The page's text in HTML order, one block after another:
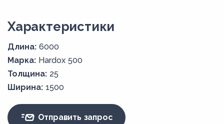
Xарактеристики
Длина: 6000
Марка: Hardox 500
Толщина: 25
Ширина: 1500
Отправить запрос